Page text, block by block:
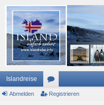
Islandreise
or
Abmelden Registrieren